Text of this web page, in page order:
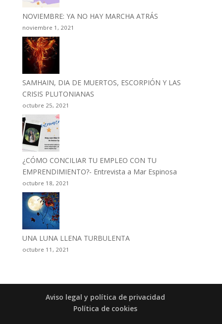
NOVIEMBRE: YA NO HAY MARCHA ATRÁS
noviembre 1, 2021
SAMHAIN, DIA DE MUERTOS, ESCORPIÓN Y LAS
CRISIS PLUTONIANAS
octubre 25, 2021
¿CÓMO CONCILIAR TU EMPLEO CON TU
EMPRENDIMIENTO?- Entrevista a Mar Espinosa
octubre 18, 2021
UNA LUNA LLENA TURBULENTA
octubre 11, 2021
Aviso legal y política de privacidad
Política de cookies